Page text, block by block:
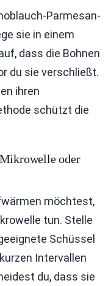
Parmesan-
sie in einem
dass die Bohnen
du sie verschließt.
ihren
schützt die
oder
möchtest,
tun. Stelle
Schüssel
Intervallen
du, dass sie